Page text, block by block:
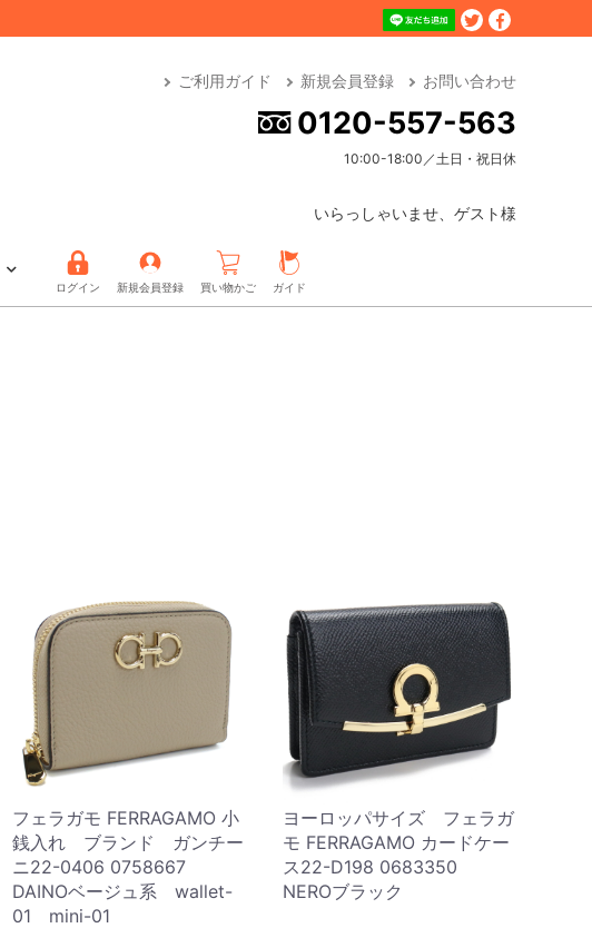
ご利用ガイド 新規会員登録 お問い合わせ
0120-557-563
10:00-18:00／土日・祝日休
いらっしゃいませ、ゲスト様
ログイン 新規会員登録 買い物かご ガイド
フェラガモ FERRAGAMO 小
銭入れ ブランド ガンチー
ニ22-0406 0758667
DAINOベージュ系 wallet-
01 mini-01
ヨーロッパサイズ フェラガ
モ FERRAGAMO カードケー
ス22-D198 0683350
NEROブラック